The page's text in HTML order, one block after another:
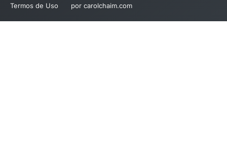
Termos de Uso
por carolchaim.com